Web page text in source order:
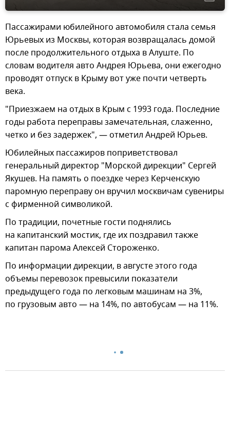
Пассажирами юбилейного автомобиля стала семья
Юрьевых из Москвы, которая возвращалась домой
после продолжительного отдыха в Алуште. По
словам водителя авто Андрея Юрьева, они ежегодно
проводят отпуск в Крыму вот уже почти четверть
века.
"Приезжаем на отдых в Крым с 1993 года. Последние
годы работа переправы замечательная, слаженно,
четко и без задержек", — отметил Андрей Юрьев.
Юбилейных пассажиров поприветствовал
генеральный директор "Морской дирекции" Сергей
Якушев. На память о поездке через Керченскую
паромную переправу он вручил москвичам сувениры
с фирменной символикой.
По традиции, почетные гости поднялись
на капитанский мостик, где их поздравил также
капитан парома Алексей Стороженко.
По информации дирекции, в августе этого года
объемы перевозок превысили показатели
предыдущего года по легковым машинам на 3%,
по грузовым авто — на 14%, по автобусам — на 11%.